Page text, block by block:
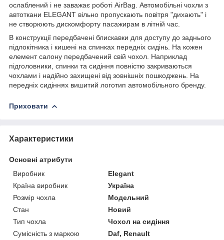
ослаблений і не заважає роботі AirBag. Автомобільні чохли з
автоткани ELEGANT вільно пропускають повітря "дихають" і
не створюють дискомфорту пасажирам в літній час.
В конструкції передбачені блискавки для доступу до заднього
підлокітника і кишені на спинках передніх сидінь. На кожен
елемент салону передбачений свій чохол. Наприклад
підголовники, спинки та сидіння повністю закриваються
чохлами і надійно захищені від зовнішніх пошкоджень. На
передніх сидіннях вишитий логотип автомобільного бренду.
Приховати
Характеристики
Основні атрибути
Виробник
Elegant
Країна виробник
Україна
Розмір чохла
Модельний
Стан
Новий
Тип чохла
Чохол на сидіння
Сумісність з маркою
Daf, Renault